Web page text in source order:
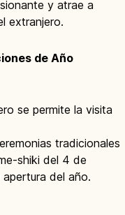
y atrae a
extranjero.
de Año
se permite la visita
tradicionales
shiki del 4 de
del año.